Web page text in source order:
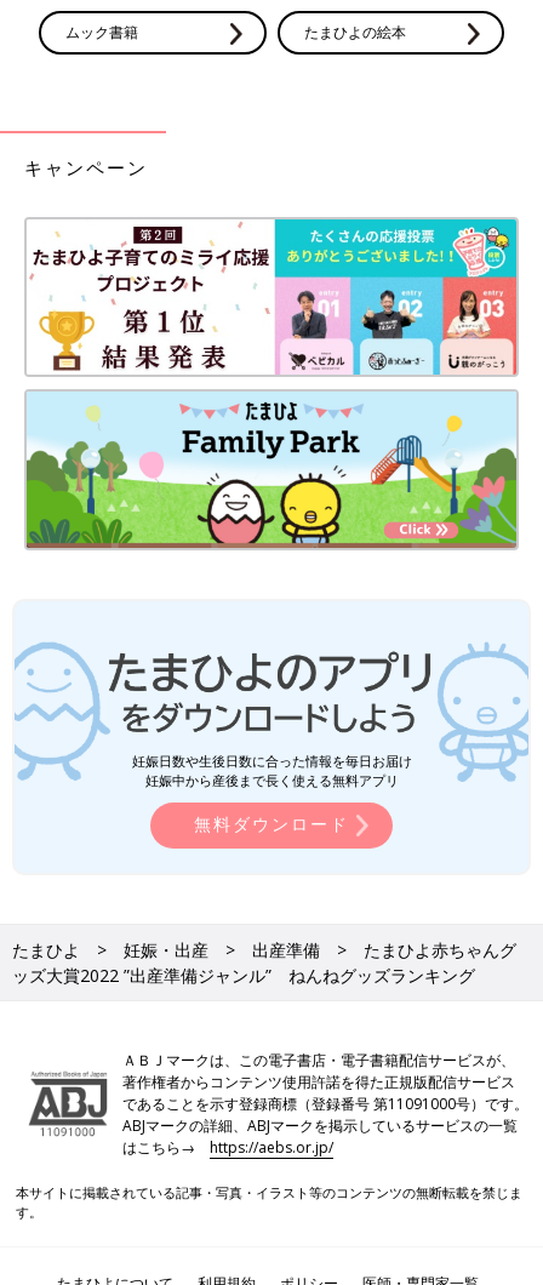
ムック書籍 たまひよの絵本
キャンペーン
妊娠日数や生後日数に合った情報を毎日お届け
妊娠中から産後まで長く使える無料アプリ
無料ダウンロード
たまひよ 妊娠・出産 出産準備
たまひよ赤ちゃんグ
ッズ大賞2022 ”出産準備ジャンル” ねんねグッズランキング
ＡＢＪマークは、この電子書店・電子書籍配信サービスが、
著作権者からコンテンツ使用許諾を得た正規版配信サービス
であることを示す登録商標（登録番号 第11091000号）です。
ABJマークの詳細、ABJマークを掲示しているサービスの一覧
はこちら→https://aebs.or.jp/
本サイトに掲載されている記事・写真・イラスト等のコンテンツの無断転載を禁じま
す。